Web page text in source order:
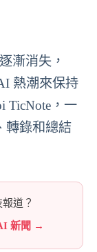
漸消失，
熱潮來保持
TicNote，一
轉錄和總結
道？
新聞 →